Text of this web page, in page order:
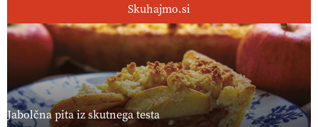
Skuhajmo.si
Jabolčna pita iz skutnega testa